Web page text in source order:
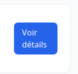
Voir
détails